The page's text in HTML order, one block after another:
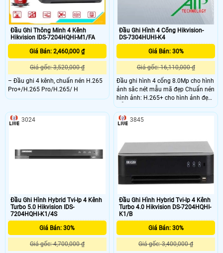
Đầu Ghi Thông Minh 4 Kênh
Hikvision IDS-7204HQHI-M1/FA
Giá Bán: 2,460,000 ₫
Giá gốc: 3,520,000 ₫
– Đầu ghi 4 kênh, chuẩn nén H.265
Pro+/H.265 Pro/H.265/ H
Đầu Ghi Hình 4 Cổng Hikvision-
DS-7304HUHI-K4
Giá Bán: 30%
Giá gốc: 16,110,000 ₫
Đầu ghi hình 4 cổng 8.0Mp cho hình
ảnh săc nét mẫu mã đẹp Chuẩn nén
hình ảnh: H.265+ cho hình ảnh đẹp.
Hỗ trợ H265 PRO+ giúp giảm băng
thông và tăng thời gian lưu trữ gấp
4 LẦN so với chuẩn H
Đầu Ghi Hình Hybrid Tvi-Ip 4 Kênh
Turbo 5.0 Hikvision IDS-
7204HQHI-K1/4S
Giá Bán: 30%
Giá gốc: 4,700,000 ₫
3024
Đầu Ghi Hình Hybrid Tvi-Ip 4 Kênh
Turbo 4.0 Hikvision DS-7204HQHI-
K1/B
Giá Bán: 30%
Giá gốc: 3,400,000 ₫
3845